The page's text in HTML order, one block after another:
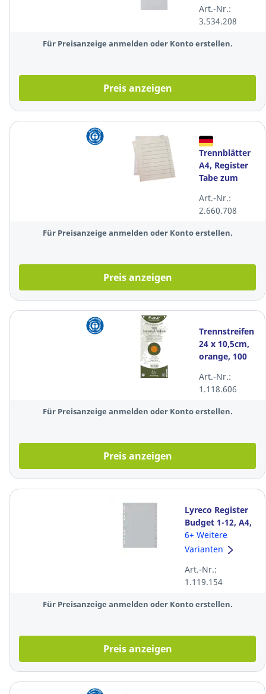
Art.-Nr.:
3.534.208
Für Preisanzeige anmelden oder Konto erstellen.
Preis anzeigen
Trennblätter
A4, Register
Tabe zum
chamois, 100
Stück
Art.-Nr.:
2.660.708
Für Preisanzeige anmelden oder Konto erstellen.
Preis anzeigen
Trennstreifen
24 x 10,5cm,
orange, 100
Art.-Nr.:
1.118.606
Für Preisanzeige anmelden oder Konto erstellen.
Preis anzeigen
Lyreco Register
Budget 1-12, A4,
aus Kunststoff,
12 Blatt, grau
6+ Weitere
Varianten
Art.-Nr.:
1.119.154
Für Preisanzeige anmelden oder Konto erstellen.
Preis anzeigen